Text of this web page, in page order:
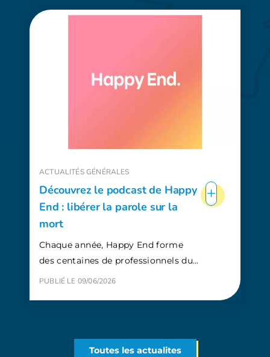
ACTUALITÉS GÉNÉRALES
Découvrez le podcast de Happy
End : libérer la parole sur la
mort
Chaque année, Happy End forme
des centaines de professionnels du…
PUBLIÉ LE 09/06/2026
+
Toutes les actualites